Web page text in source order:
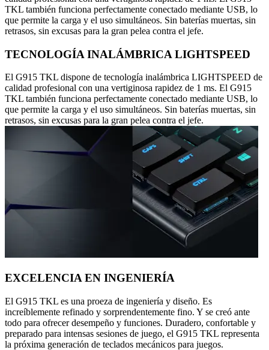
TKL también funciona perfectamente conectado mediante USB, lo
que permite la carga y el uso simultáneos. Sin baterías muertas, sin
retrasos, sin excusas para la gran pelea contra el jefe.
TECNOLOGÍA INALÁMBRICA LIGHTSPEED
El G915 TKL dispone de tecnología inalámbrica LIGHTSPEED de
calidad profesional con una vertiginosa rapidez de 1 ms. El G915
TKL también funciona perfectamente conectado mediante USB, lo
que permite la carga y el uso simultáneos. Sin baterías muertas, sin
retrasos, sin excusas para la gran pelea contra el jefe.
EXCELENCIA EN INGENIERÍA
El G915 TKL es una proeza de ingeniería y diseño. Es
increíblemente refinado y sorprendentemente fino. Y se creó ante
todo para ofrecer desempeño y funciones. Duradero, confortable y
preparado para intensas sesiones de juego, el G915 TKL representa
la próxima generación de teclados mecánicos para juegos.